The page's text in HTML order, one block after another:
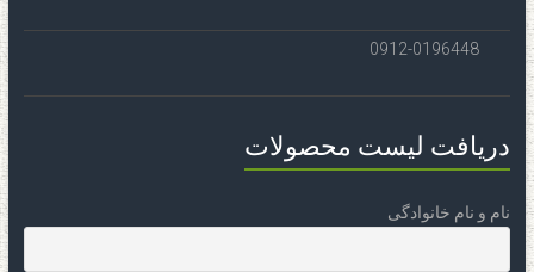
0912-0196448
دریافت لیست محصولات
نام و نام خانوادگی